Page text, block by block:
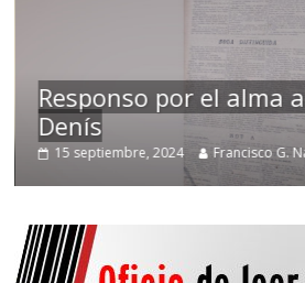
Responso por el alma
Denís
15 septiembre, 2024 Francisco G.